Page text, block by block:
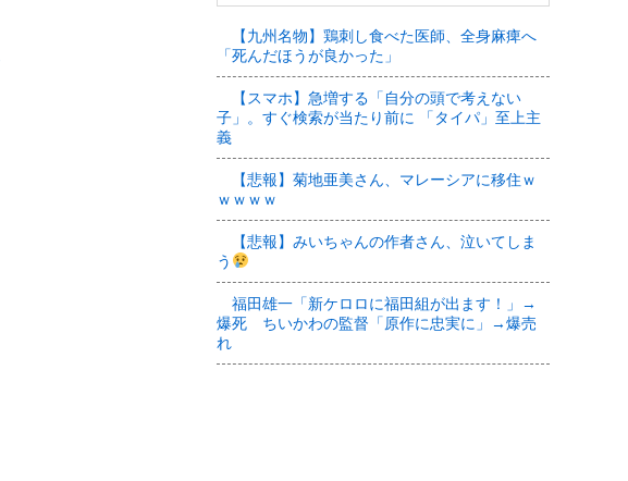
【九州名物】鶏刺し食べた医師、全身麻痺へ
「死んだほうが良かった」
【スマホ】急増する「自分の頭で考えない
子」。すぐ検索が当たり前に 「タイパ」至上主
義
【悲報】菊地亜美さん、マレーシアに移住ｗ
ｗｗｗｗ
【悲報】みいちゃんの作者さん、泣いてしま
う
福田雄一「新ケロロに福田組が出ます！」→
爆死 ちいかわの監督「原作に忠実に」→爆売
れ